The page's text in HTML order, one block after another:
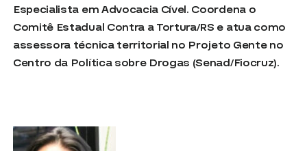
Especialista em Advocacia Cível. Coordena o
Comitê Estadual Contra a Tortura/RS e atua como
assessora técnica territorial no Projeto Gente no
Centro da Política sobre Drogas (Senad/Fiocruz).